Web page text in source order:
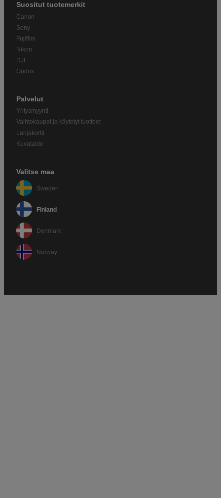
Suositut tuotemerkit
Canon
Sony
Fujifilm
Nikon
DJI
Godox
Palvelut
Yritysmyynti
Vaihtokaupat ja käytetyt tuotteet
Lahjakortti
Kuvataide
Valitse maa
Sweden
Finland
Denmark
Norway